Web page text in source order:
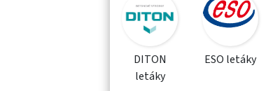
DITON
letáky
ESO letáky